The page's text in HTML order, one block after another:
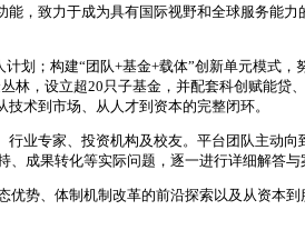
，致力于成为具有国际视野和全球服务能
划；构建“团队+基金+载体”创新单元模式
，设立超20只子基金，并配套科创赋能
术到市场、从人才到资本的完整闭环。
业专家、投资机构及校友。平台团队主动
成果转化等实际问题，逐一进行详细解答与
势、体制机制改革的前沿探索以及从资本